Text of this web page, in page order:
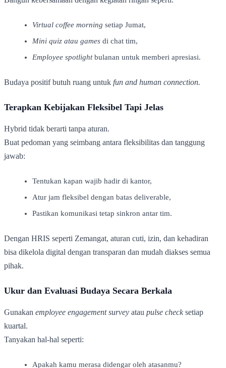
Virtual coffee morning setiap Jumat,
Mini quiz atau games di chat tim,
Employee spotlightbulanan untuk memberi apresiasi.
Budaya positif butuh ruang untuk fun and human connection.
Terapkan Kebijakan Fleksibel Tapi Jelas
Hybrid tidak berarti tanpa aturan.
Buat pedoman yang seimbang antara fleksibilitas dan tanggung
jawab:
Tentukan kapan wajib hadir di kantor,
Atur jam fleksibel dengan batas deliverable,
Pastikan komunikasi tetap sinkron antar tim.
Dengan HRIS seperti Zemangat, aturan cuti, izin, dan kehadiran
bisa dikelola digital dengan transparan dan mudah diakses semua
pihak.
Ukur dan Evaluasi Budaya Secara Berkala
Gunakan employee engagement survey atau pulse checksetiap
kuartal.
Tanyakan hal-hal seperti:
Apakah kamu merasa didengar oleh atasanmu?